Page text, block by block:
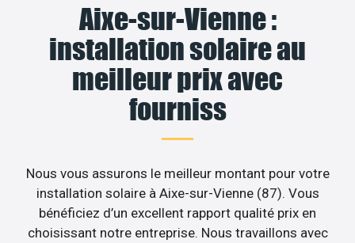
Aixe-sur-Vienne :
installation solaire au
meilleur prix avec
fourniss
Nous vous assurons le meilleur montant pour votre
installation solaire à Aixe-sur-Vienne (87). Vous
bénéficiez d’un excellent rapport qualité prix en
choisissant notre entreprise. Nous travaillons avec